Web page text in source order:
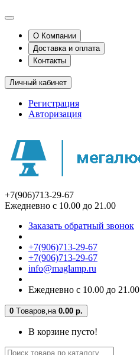
О Компании
Доставка и оплата
Контакты
Личный кабинет
Регистрация
Авторизация
+7(906)713-29-67
Ежедневно с 10.00 до 21.00
Заказать обратный звонок
+7(906)713-29-67
+7(906)713-29-67
info@maglamp.ru
Ежедневно с 10.00 до 21.00
0 Tоваров,на 0.00 р.
В корзине пусто!